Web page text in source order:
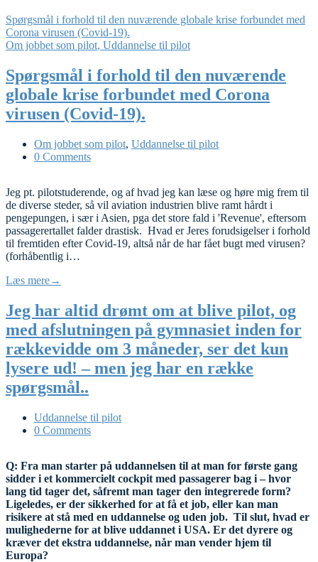
Spørgsmål i forhold til den nuværende globale krise forbundet med
Corona virusen (Covid-19).
Om jobbet som pilot, Uddannelse til pilot
Spørgsmål i forhold til den nuværende
globale krise forbundet med Corona
virusen (Covid-19).
Om jobbet som pilot, Uddannelse til pilot
0 Comments
Jeg pt. pilotstuderende, og af hvad jeg kan læse og høre mig frem til
de diverse steder, så vil aviation industrien blive ramt hårdt i
pengepungen, i sær i Asien, pga det store fald i 'Revenue', eftersom
passagerertallet falder drastisk. Hvad er Jeres forudsigelser i forhold
til fremtiden efter Covid-19, altså når de har fået bugt med virusen?
(forhåbentlig i…
Læs mere→
Jeg har altid drømt om at blive pilot, og
med afslutningen på gymnasiet inden for
rækkevidde om 3 måneder, ser det kun
lysere ud! – men jeg har en række
spørgsmål..
Uddannelse til pilot
0 Comments
Q: Fra man starter på uddannelsen til at man for første gang
sidder i et kommercielt cockpit med passagerer bag i – hvor
lang tid tager det, såfremt man tager den integrerede form?
Ligeledes, er der sikkerhed for at få et job, eller kan man
risikere at stå med en uddannelse og uden job. Til slut, hvad er
mulighederne for at blive uddannet i USA. Er det dyrere og
kræver det ekstra uddannelse, når man vender hjem til
Europa?